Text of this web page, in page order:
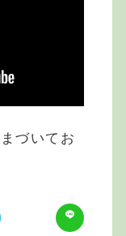
づいてお